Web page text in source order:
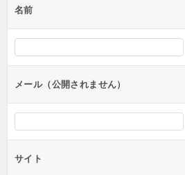
ー
シ
ン
名前
メール（公開されません）
サイト